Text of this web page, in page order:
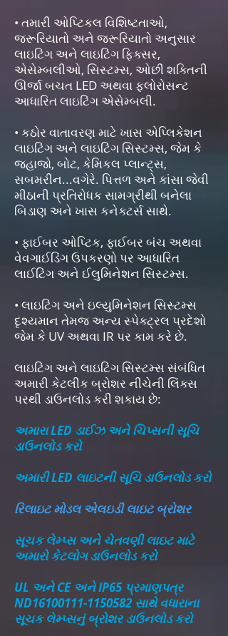
• તમારી ઓપ્ટિકલ વિશિષ્ટતાઓ,
જરૂરિયાતો અને જરૂરિયાતો અનુસાર
લાઇટિંગ અને લાઇટિંગ ફિક્સર,
એસેમ્બલીઓ, સિસ્ટમ્સ, ઓછી શક્તિની
ઊર્જા બચત LED અથવા ફ્લોરોસન્ટ
આધારિત લાઇટિંગ એસેમ્બલી.
• કઠોર વાતાવરણ માટે ખાસ એપ્લિકેશન
લાઇટિંગ અને લાઇટિંગ સિસ્ટમ્સ, જેમ કે
જહાજો, બોટ, કેમિકલ પ્લાન્ટ્સ,
સબમરીન...વગેરે. પિત્તળ અને કાંસા જેવી
મીઠાની પ્રતિરોધક સામગ્રીથી બનેલા
બિડાણ અને ખાસ કનેક્ટર્સ સાથે.
• ફાઈબર ઓપ્ટિક, ફાઈબર બંચ અથવા
વેવગાઈડિંગ ઉપકરણો પર આધારિત
લાઈટિંગ અને ઈલુમિનેશન સિસ્ટમ્સ.
• લાઇટિંગ અને ઇલ્યુમિનેશન સિસ્ટમ્સ
દૃશ્યમાન તેમજ અન્ય સ્પેક્ટ્રલ પ્રદેશો
જેમ કે UV અથવા IR પર કામ કરે છે.
લાઇટિંગ અને લાઇટિંગ સિસ્ટમ્સ સંબંધિત
અમારી કેટલીક બ્રોશર નીચેની લિંક્સ
પરથી ડાઉનલોડ કરી શકાય છે:
અમારા LED ડાઈઝ અને ચિપ્સની સૂચિ
ડાઉનલોડ કરો
અમારી LED લાઇટની સૂચિ ડાઉનલોડ કરો
રિલાઇટ મોડલ એલઇડી લાઇટ બ્રોશર
સૂચક લેમ્પ્સ અને ચેતવણી લાઇટ માટે
અમારો કેટલોગ ડાઉનલોડ કરો
UL અને CE અને IP65 પ્રમાણપત્ર
ND16100111-1150582 સાથે વધારાના
સૂચક લેમ્પ્સનું બ્રોશર ડાઉનલોડ કરો